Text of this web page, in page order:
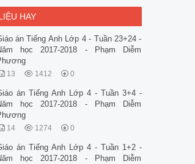
HAY
án Tiếng Anh Lớp 4 - Tuần 23+24 -
học 2017-2018 - Phạm Diễm
13 1412 0
án Tiếng Anh Lớp 4 - Tuần 3+4 -
học 2017-2018 - Phạm Diễm
14 1274 0
án Tiếng Anh Lớp 4 - Tuần 1+2 -
học 2017-2018 - Phạm Diễm